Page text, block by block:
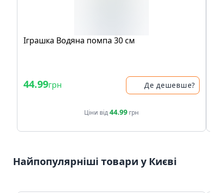
Іграшка Водяна помпа 30 см
44.99грн Де дешевше?
Ціни від44.99 грн
Найпопулярніші товари у Києві